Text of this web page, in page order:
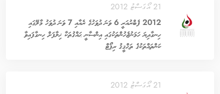
21 އޯގަސްޓު 2012
2012 ފެބްރުއަރީ 6 ވަނަ ދުވަހުގެ ރެއާއި 7 ވަނަ ދުވަހު މާލޭގައި
ހިނގާދިޔަ ހަމަނުޖެހުންތަކުގައި އިންސާނީ ޙައްޤުތަކާ ޚިލާފަށް ހިނގާފައިވާ
ކަންތައްތަކުގެ ތަޙްޤީޤު ރިޕޯޓް
21 އޯގަސްޓު 2012